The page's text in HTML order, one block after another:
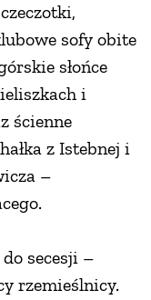
sofy obite
słońce
i
ścienne
z Istebnej i
–
secesji –
rzemieślnicy.